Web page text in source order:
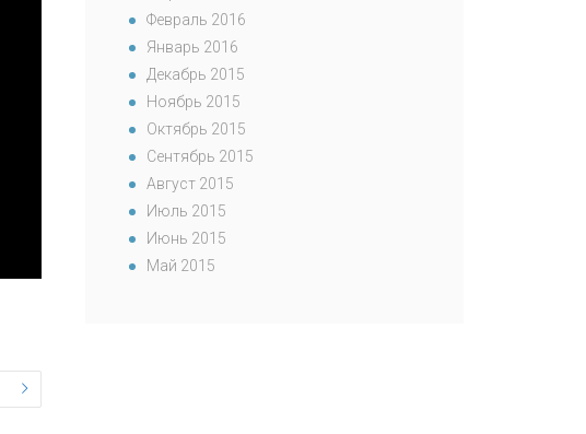
Февраль 2016
Январь 2016
Декабрь 2015
Ноябрь 2015
Октябрь 2015
Сентябрь 2015
Август 2015
Июль 2015
Июнь 2015
Май 2015